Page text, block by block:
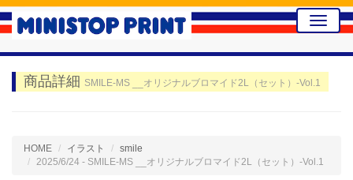
Toggle
商品詳細 SMILE-MS __オリジナルブロマイド2L（セット）-Vol.1
HOME イラスト
smile
2025/6/24 - SMILE-MS __オリジナルブロマイド2L（セット）-Vol.1